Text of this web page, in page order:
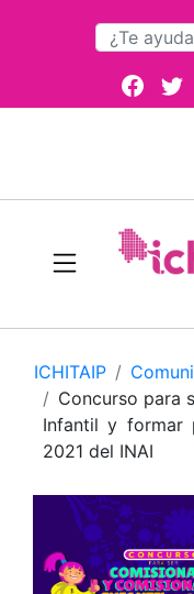
ICHITAIP
Concurso para
Infantil y formar
2021 del INAI